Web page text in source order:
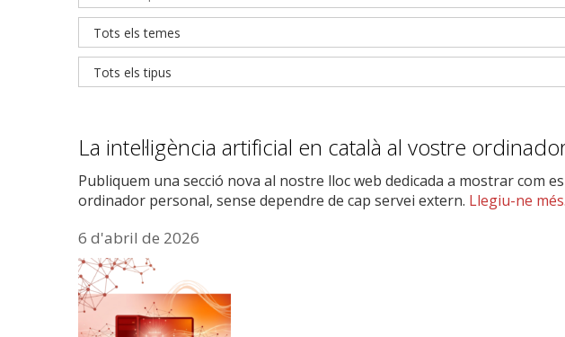
La intel·ligència artificial en català al vostre
Publiquem una secció nova al nostre lloc web dedicada a mostrar com
ordinador personal, sense dependre de cap servei extern. Llegiu-ne
6 d'abril de 2026